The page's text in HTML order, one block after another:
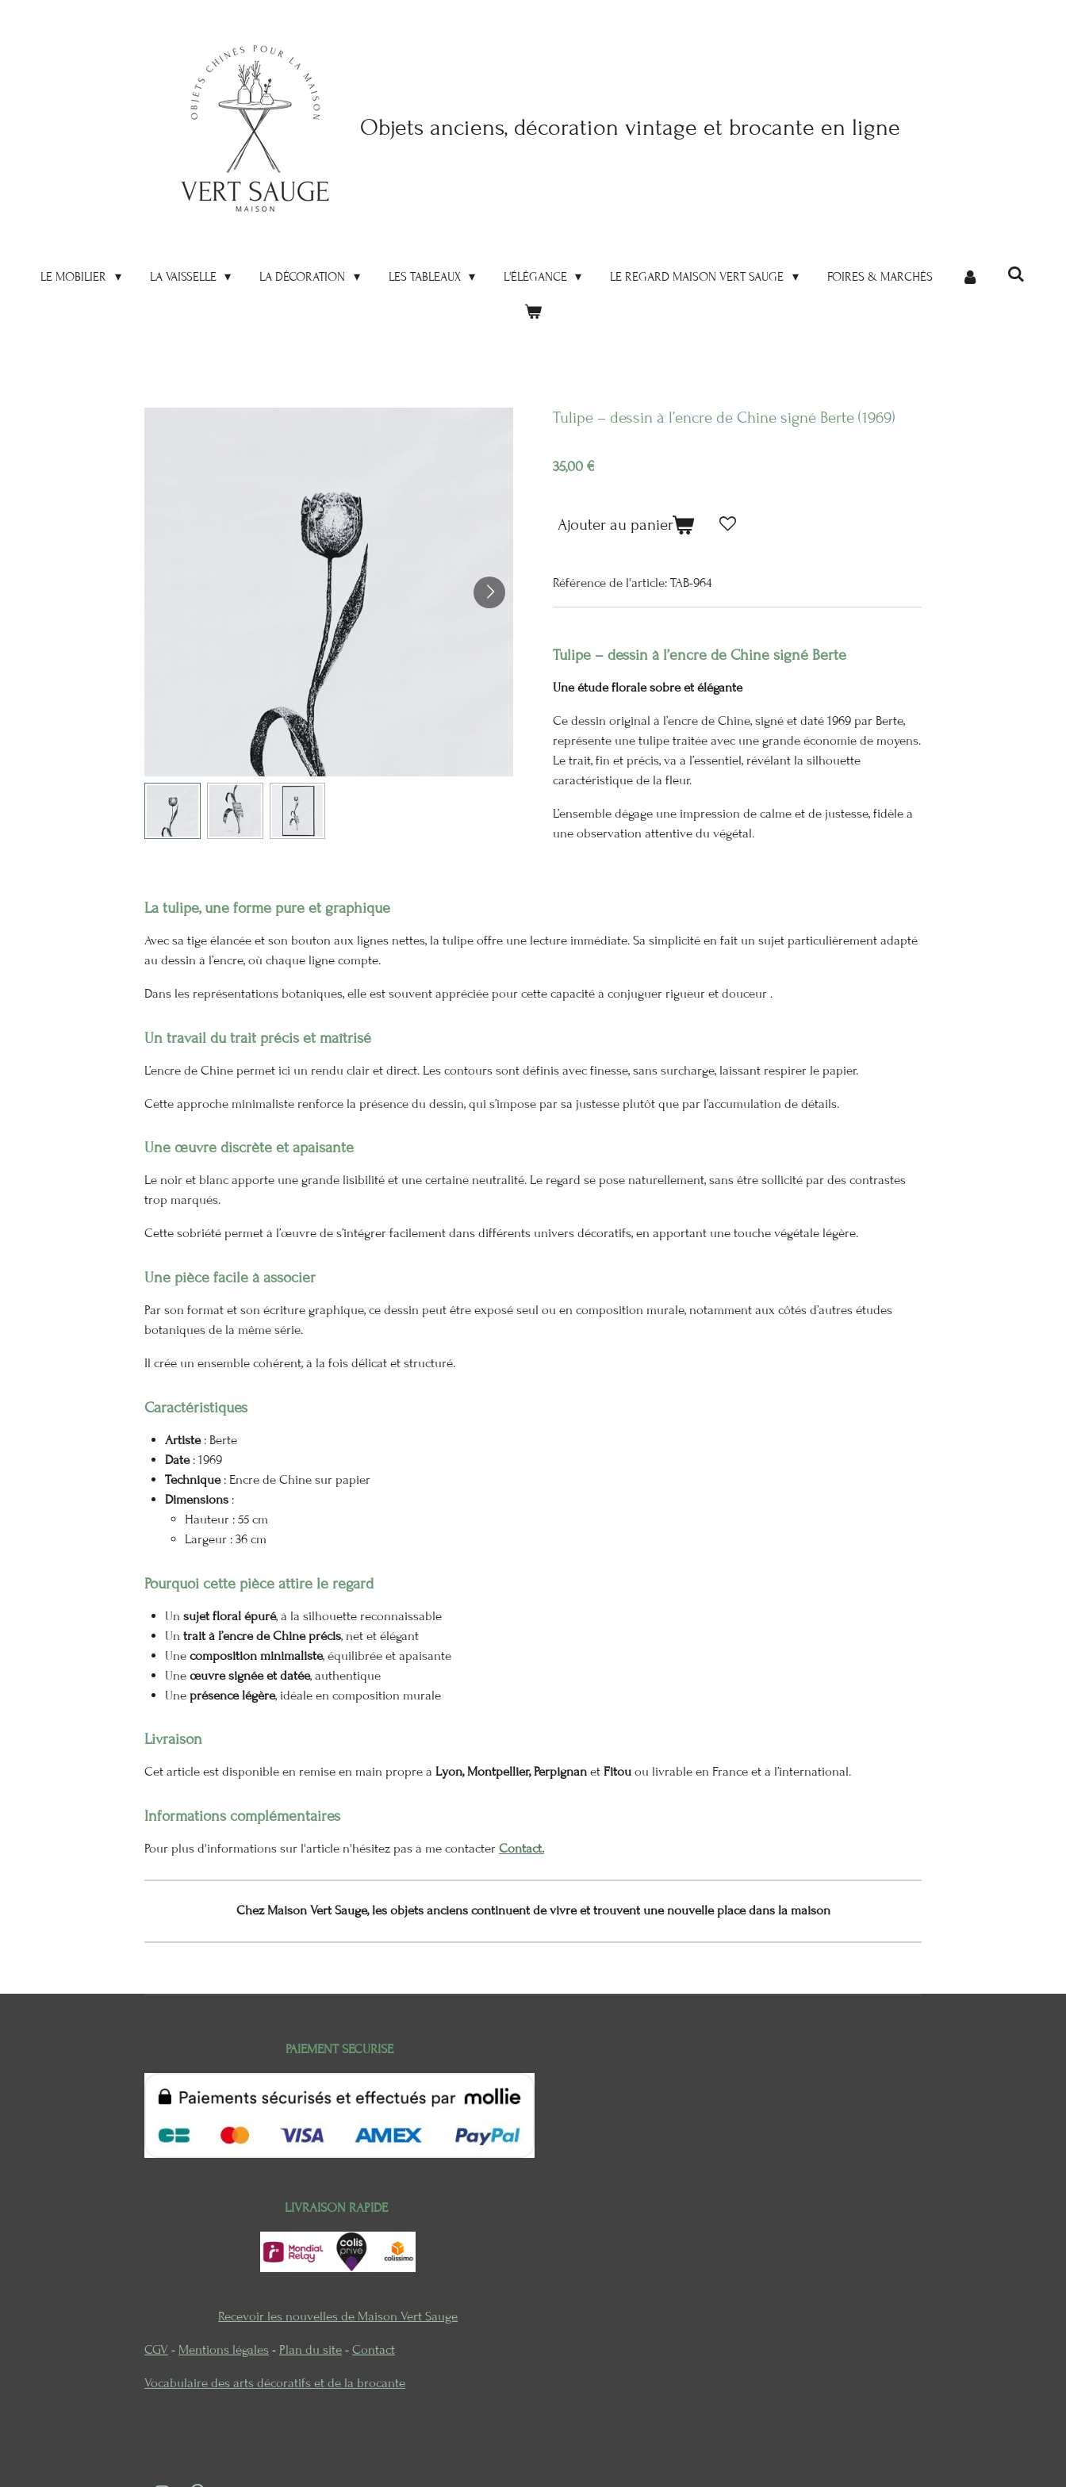
Objets anciens, décoration vintage et brocante en ligne
LE MOBILIER LA VAISSELLE LA DÉCORATION LES TABLEAUX L'ÉLÉGANCE LE REGARD MAISON VERT SAUGE FOIRES & MARCHÉS
Tulipe – dessin à l’encre de Chine signé Berte (1969)
35,00 €
Ajouter au panier
Référence de l'article: TAB-964
Tulipe – dessin à l’encre de Chine signé Berte
Une étude florale sobre et élégante
Ce dessin original à l’encre de Chine, signé et daté 1969 par Berte,
représente une tulipe traitée avec une grande économie de moyens.
Le trait, fin et précis, va à l’essentiel, révélant la silhouette
caractéristique de la fleur.
L’ensemble dégage une impression de calme et de justesse, fidèle à
une observation attentive du végétal.
La tulipe, une forme pure et graphique
Avec sa tige élancée et son bouton aux lignes nettes, la tulipe offre une lecture immédiate. Sa simplicité en fait un sujet particulièrement adapté
au dessin à l’encre, où chaque ligne compte.
Dans les représentations botaniques, elle est souvent appréciée pour cette capacité à conjuguer rigueur et douceur .
Un travail du trait précis et maîtrisé
L’encre de Chine permet ici un rendu clair et direct. Les contours sont définis avec finesse, sans surcharge, laissant respirer le papier.
Cette approche minimaliste renforce la présence du dessin, qui s’impose par sa justesse plutôt que par l’accumulation de détails.
Une œuvre discrète et apaisante
Le noir et blanc apporte une grande lisibilité et une certaine neutralité. Le regard se pose naturellement, sans être sollicité par des contrastes
trop marqués.
Cette sobriété permet à l’œuvre de s’intégrer facilement dans différents univers décoratifs, en apportant une touche végétale légère.
Une pièce facile à associer
Par son format et son écriture graphique, ce dessin peut être exposé seul ou en composition murale, notamment aux côtés d’autres études
botaniques de la même série.
Il crée un ensemble cohérent, à la fois délicat et structuré.
Caractéristiques
Artiste: Berte
Date: 1969
Technique: Encre de Chine sur papier
Dimensions:
Hauteur : 55 cm
Largeur : 36 cm
Pourquoi cette pièce attire le regard
Un sujet floral épuré, à la silhouette reconnaissable
Un trait à l’encre de Chine précis, net et élégant
Une composition minimaliste, équilibrée et apaisante
Une œuvre signée et datée, authentique
Une présence légère, idéale en composition murale
Livraison
Cet article est disponible en remise en main propre à Lyon, Montpellier, Perpignan et Fitou ou livrable en France et à l’international.
Informations complémentaires
Pour plus d'informations sur l'article n'hésitez pas à me contacter Contact.
Chez Maison Vert Sauge, les objets anciens continuent de vivre et trouvent une nouvelle place dans la maison
PAIEMENT SECURISE
LIVRAISON RAPIDE
Recevoir les nouvelles de Maison Vert Sauge
CGV - Mentions légales - Plan du site - Contact
Vocabulaire des arts décoratifs et de la brocante